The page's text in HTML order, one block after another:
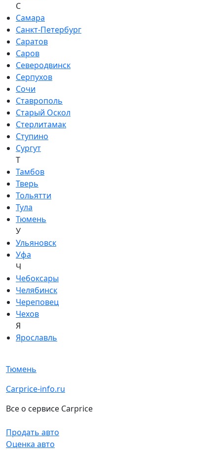
С
Самара
Санкт-Петербург
Саратов
Саров
Северодвинск
Серпухов
Сочи
Ставрополь
Старый Оскол
Стерлитамак
Ступино
Сургут
Т
Тамбов
Тверь
Тольятти
Тула
Тюмень
У
Ульяновск
Уфа
Ч
Чебоксары
Челябинск
Череповец
Чехов
Я
Ярославль
Тюмень
Carprice-info.ru
Все о сервисе Carprice
Продать авто
Оценка авто